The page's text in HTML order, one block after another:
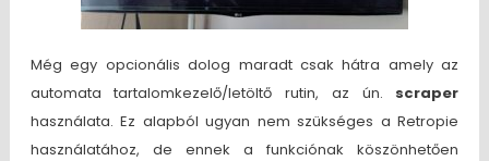
Még egy opcionális dolog maradt csak hátra amely az
automata tartalomkezelő/letöltő rutin, az ún. scraper
használata. Ez alapból ugyan nem szükséges a Retropie
használatához, de ennek a funkciónak köszönhetően